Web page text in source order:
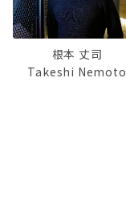
根本 丈司
Takeshi Nemoto